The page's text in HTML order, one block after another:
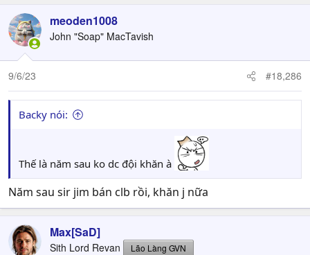
meoden1008
John "Soap" MacTavish
9/6/23 #18,286
Backy nói:
Thế là năm sau ko dc đội khăn à
Năm sau sir jim bán clb rồi, khăn j nữa
Max[SaD]
Sith Lord Revan Lão Làng GVN